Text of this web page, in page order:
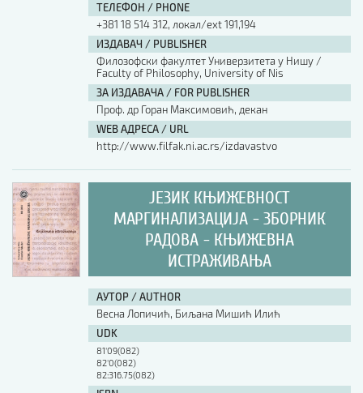
ТЕЛЕФОН / PHONE
+381 18 514 312, локал/ext 191,194
ИЗДАВАЧ / PUBLISHER
Филозофски факултет Универзитета у Нишу /
Faculty of Philosophy, University of Nis
ЗА ИЗДАВАЧА / FOR PUBLISHER
Проф. др Горан Максимовић, декан
WEB АДРЕСА / URL
http://www.filfak.ni.ac.rs/izdavastvo
ЈЕЗИК КЊИЖЕВНОСТ
МАРГИНАЛИЗАЦИЈА - ЗБОРНИК
РАДОВА - КЊИЖЕВНА
ИСТРАЖИВАЊА
АУТОР / AUTHOR
Весна Лопичић, Биљана Мишић Илић
UDK
81'09(082)
82'0(082)
82:316.75(082)